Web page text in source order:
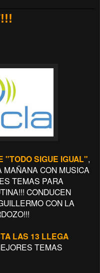
"TODO SIGUE IGUAL",
CON MUSICA
TEMAS PARA
CONDUCEN
CON LA
LAS 13 LLEGA
TEMAS